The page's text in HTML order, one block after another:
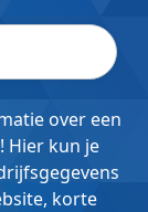
over een
Hier kun je
korte